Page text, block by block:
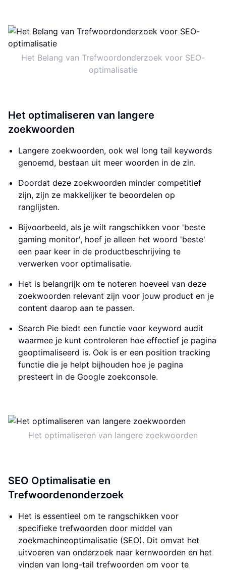
Het Belang van Trefwoordonderzoek voor SEO-
optimalisatie
Het optimaliseren van langere
zoekwoorden
Langere zoekwoorden, ook wel long tail keywords
genoemd, bestaan uit meer woorden in de zin.
Doordat deze zoekwoorden minder competitief
zijn, zijn ze makkelijker te beoordelen op
ranglijsten.
Bijvoorbeeld, als je wilt rangschikken voor 'beste
gaming monitor', hoef je alleen het woord 'beste'
een paar keer in de productbeschrijving te
verwerken voor optimalisatie.
Het is belangrijk om te noteren hoeveel van deze
zoekwoorden relevant zijn voor jouw product en je
content daarop aan te passen.
Search Pie biedt een functie voor keyword audit
waarmee je kunt controleren hoe effectief je pagina
geoptimaliseerd is. Ook is er een position tracking
functie die je helpt bijhouden hoe je pagina
presteert in de Google zoekconsole.
Het optimaliseren van langere zoekwoorden
SEO Optimalisatie en
Trefwoordenonderzoek
Het is essentieel om te rangschikken voor
specifieke trefwoorden door middel van
zoekmachineoptimalisatie (SEO). Dit omvat het
uitvoeren van onderzoek naar kernwoorden en het
vinden van long-tail trefwoorden om voor te